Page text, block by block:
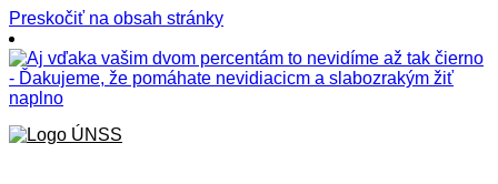
Preskočiť na obsah stránky